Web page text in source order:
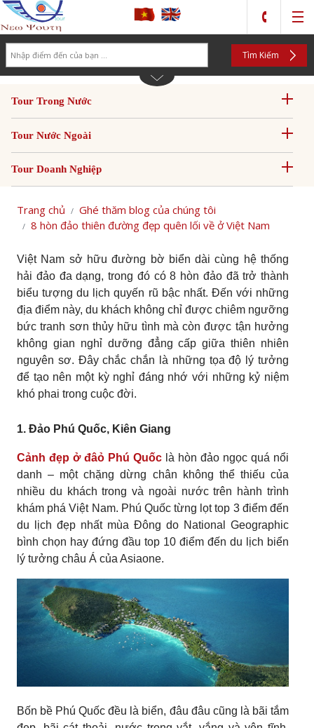
Tìm Kiếm
Tour Trong Nước
Tour Nước Ngoài
Tour Doanh Nghiệp
Trang chủ
Ghé thăm blog của chúng tôi
8 hòn đảo thiên đường đẹp quên lối về ở Việt Nam
Việt Nam sở hữu đường bờ biển dài cùng hệ thống
hải đảo đa dạng, trong đó có 8 hòn đảo đã trở thành
biểu tượng du lịch quyến rũ bậc nhất. Đến với những
địa điểm này, du khách không chỉ được chiêm ngưỡng
bức tranh sơn thủy hữu tình mà còn được tận hưởng
không gian nghỉ dưỡng đẳng cấp giữa thiên nhiên
nguyên sơ. Đây chắc chắn là những tọa độ lý tưởng
để tạo nên một kỳ nghỉ đáng nhớ với những kỷ niệm
khó phai trong cuộc đời.
1. Đảo Phú Quốc, Kiên Giang
Cảnh đẹp ở đâỏ Phú Quốc là hòn đảo ngọc quá nổi
danh – một chặng dừng chân không thể thiếu của
nhiều du khách trong và ngoài nước trên hành trình
khám phá Việt Nam. Phú Quốc từng lọt top 3 điểm đến
du lịch đẹp nhất mùa Đông do National Geographic
bình chọn hay đứng đầu top 10 điểm đến du lịch biển
lý tưởng châu Á của Asiaone.
Bốn bề Phú Quốc đều là biển, đâu đâu cũng là bãi tắm